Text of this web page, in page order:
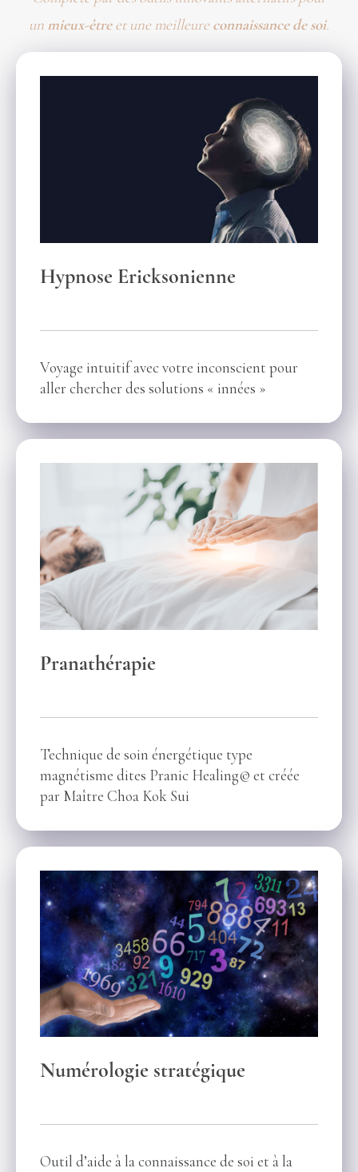
un mieux-êtreet une meilleure connaissance de soi.
Hypnose Ericksonienne
Voyage intuitif avec votre inconscient pour
aller chercher des solutions « innées »
Pranathérapie
Technique de soin énergétique type
magnétisme dites Pranic Healing© et créée
par Maître Choa Kok Sui
Numérologie stratégique
Outil d’aide à la connaissance de soi et à la